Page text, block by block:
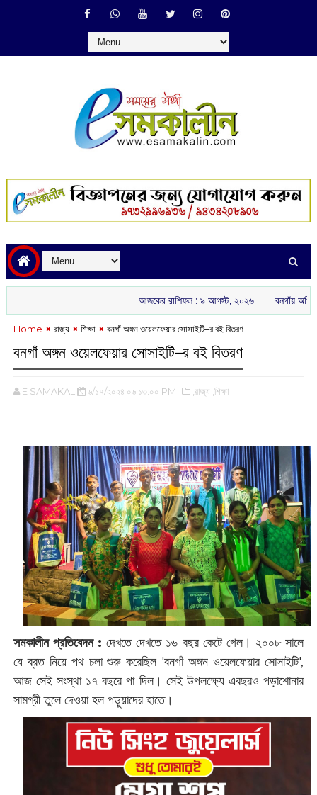
আজকের রাশিফল :‌ ‌‌৯ আগস্ট, ২০২৬ বনগাঁয় অখিল ভারতীয়
Home রাজ্য শিক্ষা বনগাঁ অঙ্গন ওয়েলফেয়ার সোসাইটি–র বই বিতরণ
বনগাঁ অঙ্গন ওয়েলফেয়ার সোসাইটি–র বই বিতরণ
E SAMAKALIN ৬/১৭/২০২৪ ০৬:১৩:০০ PM ,রাজ্য ,শিক্ষা
সমকালীন প্রতিবেদন : ‌দেখতে দেখতে ১৬ বছর কেটে গেল। ২০০৮ সালে
যে ব্রত নিয়ে পথ চলা শুরু করেছিল 'বনগাঁ অঙ্গন ওয়েলফেয়ার সোসাইটি',
‌আজ সেই সংস্থা ১৭ বছরে পা দিল। সেই উপলক্ষ্যে এবছরও পড়াশোনার
সামগ্রী তুলে দেওয়া হল পড়ুয়াদের হাতে।